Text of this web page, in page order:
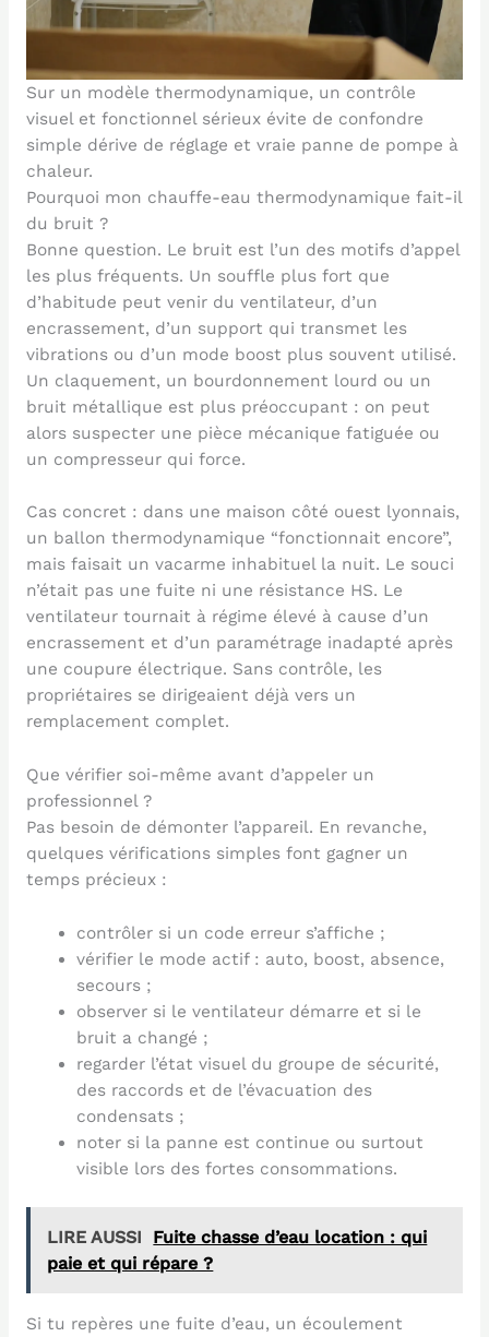
Sur un modèle thermodynamique, un contrôle
visuel et fonctionnel sérieux évite de confondre
simple dérive de réglage et vraie panne de pompe à
chaleur.
Pourquoi mon chauffe-eau thermodynamique fait-il
du bruit ?
Bonne question. Le bruit est l’un des motifs d’appel
les plus fréquents. Un souffle plus fort que
d’habitude peut venir du ventilateur, d’un
encrassement, d’un support qui transmet les
vibrations ou d’un mode boost plus souvent utilisé.
Un claquement, un bourdonnement lourd ou un
bruit métallique est plus préoccupant : on peut
alors suspecter une pièce mécanique fatiguée ou
un compresseur qui force.
Cas concret : dans une maison côté ouest lyonnais,
un ballon thermodynamique “fonctionnait encore”,
mais faisait un vacarme inhabituel la nuit. Le souci
n’était pas une fuite ni une résistance HS. Le
ventilateur tournait à régime élevé à cause d’un
encrassement et d’un paramétrage inadapté après
une coupure électrique. Sans contrôle, les
propriétaires se dirigeaient déjà vers un
remplacement complet.
Que vérifier soi-même avant d’appeler un
professionnel ?
Pas besoin de démonter l’appareil. En revanche,
quelques vérifications simples font gagner un
temps précieux :
contrôler si un code erreur s’affiche ;
vérifier le mode actif : auto, boost, absence,
secours ;
observer si le ventilateur démarre et si le
bruit a changé ;
regarder l’état visuel du groupe de sécurité,
des raccords et de l’évacuation des
condensats ;
noter si la panne est continue ou surtout
visible lors des fortes consommations.
LIRE AUSSI
Fuite chasse d’eau location : qui
paie et qui répare ?
Si tu repères une fuite d’eau, un écoulement